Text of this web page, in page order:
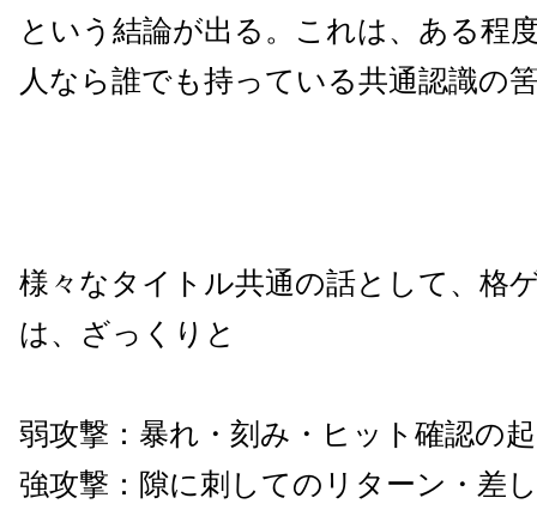
という結論が出る。これは、ある程
人なら誰でも持っている共通認識の
様々なタイトル共通の話として、格
は、ざっくりと
弱攻撃：暴れ・刻み・ヒット確認の
強攻撃：隙に刺してのリターン・差